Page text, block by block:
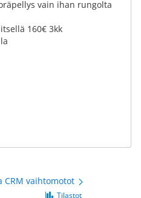
vain ihan rungolta
160€ 3kk
CRM vaihtomotot
Tilastot